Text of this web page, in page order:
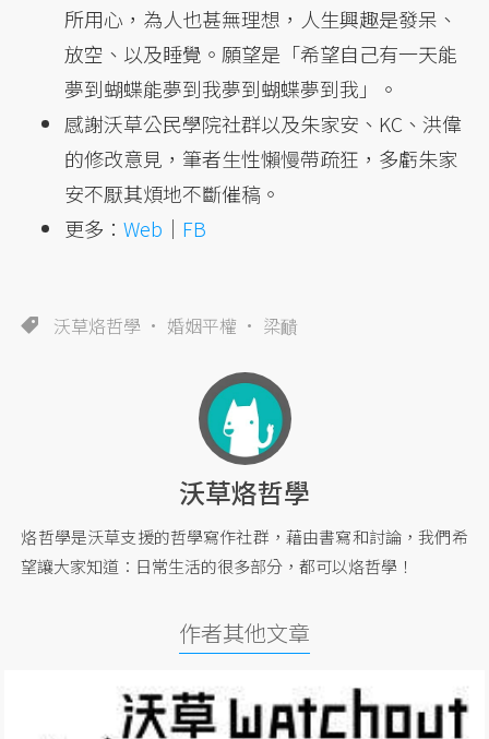
所用心，為人也甚無理想，人生興趣是發呆、
放空、以及睡覺。願望是「希望自己有一天能
夢到蝴蝶能夢到我夢到蝴蝶夢到我」。
感謝沃草公民學院社群以及朱家安、KC、洪偉
的修改意見，筆者生性懶慢帶疏狂，多虧朱家
安不厭其煩地不斷催稿。
更多：Web ｜ FB
沃草烙哲學 婚姻平權 梁靧
沃草烙哲學
烙哲學是沃草支援的哲學寫作社群，藉由書寫和討論，我們希
望讓大家知道：日常生活的很多部分，都可以烙哲學！
作者其他文章